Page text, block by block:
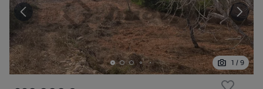
1 / 9